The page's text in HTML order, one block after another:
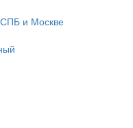
и Москве